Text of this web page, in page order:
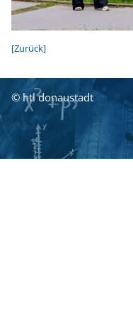
[Zurück]
© htl donaustadt